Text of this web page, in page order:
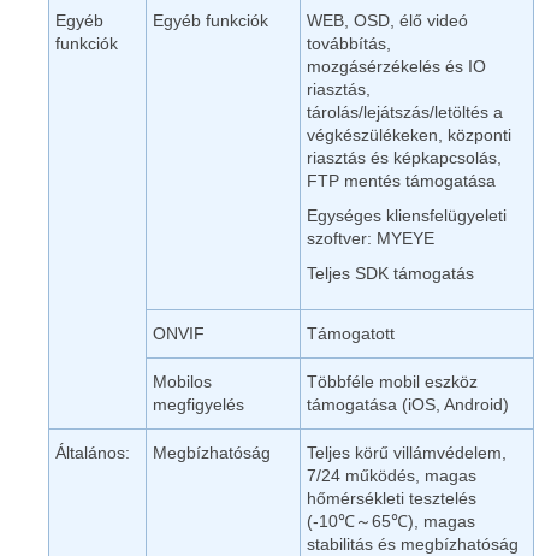
Egyéb
funkciók
Egyéb funkciók
WEB, OSD, élő videó
továbbítás,
mozgásérzékelés és IO
riasztás,
tárolás/lejátszás/letöltés a
végkészülékeken, központi
riasztás és képkapcsolás,
FTP mentés támogatása
Egységes kliensfelügyeleti
szoftver: MYEYE
Teljes SDK támogatás
ONVIF Támogatott
Mobilos
megfigyelés
Többféle mobil eszköz
támogatása (iOS, Android)
Általános: Megbízhatóság
Teljes körű villámvédelem,
7/24 működés, magas
hőmérsékleti tesztelés
(-10℃～65℃), magas
stabilitás és megbízhatóság